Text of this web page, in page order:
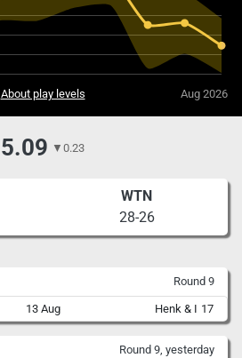
About play levels Aug 2026
5.09 ▼ 0.23
WTN
28-26
Round 9
13 Aug Henk & I 17
Round 9, yesterday